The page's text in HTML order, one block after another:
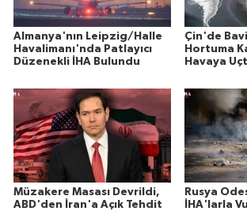
Almanya'nın Leipzig/Halle
Havalimanı'nda Patlayıcı
Düzenekli İHA Bulundu
Çin'de
Hortuma
Havaya
Müzakere Masası Devrildi,
ABD'den İran'a Açık Tehdit
Rusya
İHA'larla